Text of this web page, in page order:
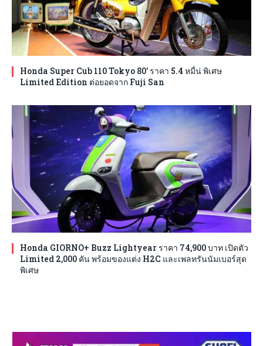
Honda Super Cub 110 Tokyo 80′ ราคา 5.4 หมื่น่ พิเศษ
Limited Edition ต่อยอดจาก Fuji San
Honda GIORNO+ Buzz Lightyear ราคา 74,900 บาท เปิดตัว
Limited 2,000 คัน พร้อมของแต่ง H2C และเพลทรันนัมเบอร์สุด
พิเศษ